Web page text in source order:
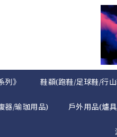
列》 鞋纇(跑鞋/足球鞋/行
器/瑜珈用品) 戶外用品(爐